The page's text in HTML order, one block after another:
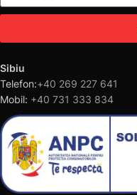
Sibiu
Telefon:+40 269 227 641
Mobil: +40 731 333 834